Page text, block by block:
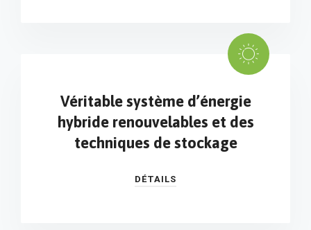
Véritable système d’énergie
hybride renouvelables et des
techniques de stockage
DÉTAILS